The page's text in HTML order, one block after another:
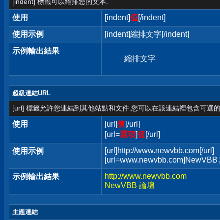
使用 [indent]值[/indent]
使用示例
[indent]縮排文字[/indent]
示例輸出結果
縮排文字
超級連結URL
[url] 標籤允許您連結到其他站點和文件.您可以在該連結裡包含可選的
使用 [url]值[/url]
[url=選項]值[/url]
使用示例
[url]http://www.newvbb.com[/url]
[url=www.newvbb.com]NewVBB
示例輸出結果
http://www.newvbb.com
NewVBB 論壇
主題連結